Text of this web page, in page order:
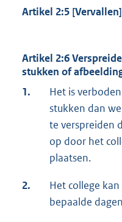
Artikel 2:5 [Vervallen]
Artikel 2:6
stukken of
1.
Het is
stukken dan
te verspreiden
op door het
plaatsen.
2.
Het college
bepaalde